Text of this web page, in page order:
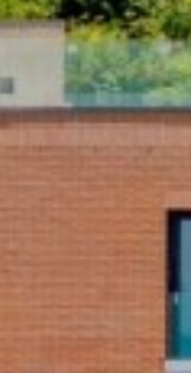
alle
freischalten